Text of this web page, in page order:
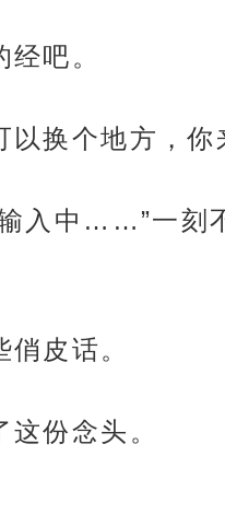
吧。
换个地方，你
入中……”一刻
皮话。
份念头。